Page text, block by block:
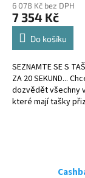
6 078 Kč bez DPH
7 354 Kč
Do košíku
SEZNAMTE SE S
ZA 20 SEKUND...
dozvědět všechny
které mají tašky